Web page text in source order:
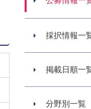
採択情報一
掲載日順一
分野別一覧